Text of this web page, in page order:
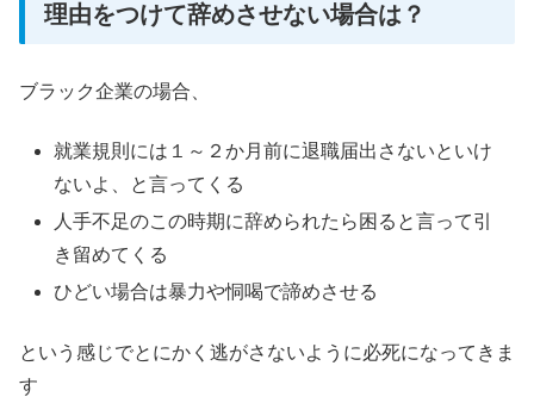
理由をつけて辞めさせない場合は？
ブラック企業の場合、
就業規則には１～２か月前に退職届出さないといけ
ないよ、と言ってくる
人手不足のこの時期に辞められたら困ると言って引
き留めてくる
ひどい場合は暴力や恫喝で諦めさせる
という感じでとにかく逃がさないように必死になってきま
す